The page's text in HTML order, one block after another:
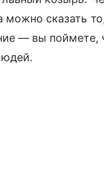
сказать
— вы поймете,